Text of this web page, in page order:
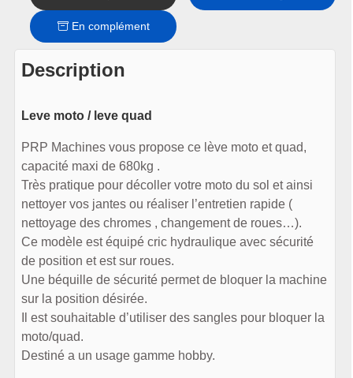
En complément
Description
Leve moto / leve quad
PRP Machines vous propose ce lève moto et quad,
capacité maxi de 680kg .
Très pratique pour décoller votre moto du sol et ainsi
nettoyer vos jantes ou réaliser l’entretien rapide (
nettoyage des chromes , changement de roues…).
Ce modèle est équipé cric hydraulique avec sécurité
de position et est sur roues.
Une béquille de sécurité permet de bloquer la machine
sur la position désirée.
Il est souhaitable d’utiliser des sangles pour bloquer la
moto/quad.
Destiné a un usage gamme hobby.